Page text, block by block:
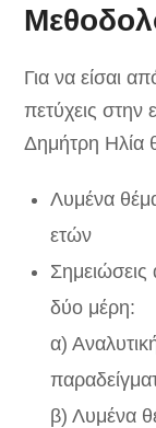
Για να είσαι
πετύχεις στην
Δημήτρη Ηλία
Λυμένα
ετών
Σημειώσεις
δύο μέρη:
α)
β) Λυμένα